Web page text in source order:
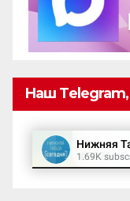
Наш